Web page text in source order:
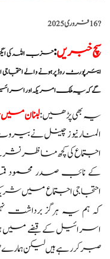
?️16 فروری 2025
سچ خبریں:حزب اللہ کی
ایئرپورٹ روڈ پر ہونے والے
گے کہ یہ ملک امریکہ اور
یہ بھی پڑھیں:لبنان
المنار نیوز چینل نے
اجتماع کی کچھ مناظر نشر
کے نائب صدر محمود
احتجاجی اجتماع میں
کہ ہم یہ ہرگز برداشت
اسرائیل کے قبضے میں
صبر کر رہے ہیں لیکن